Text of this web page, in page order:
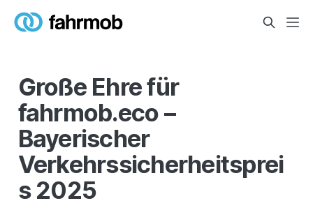
Große Ehre für
fahrmob.eco –
Bayerischer
Verkehrssicherheitsprei
s 2025